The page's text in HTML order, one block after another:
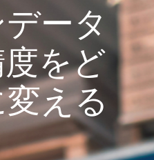
ータ
をど
える